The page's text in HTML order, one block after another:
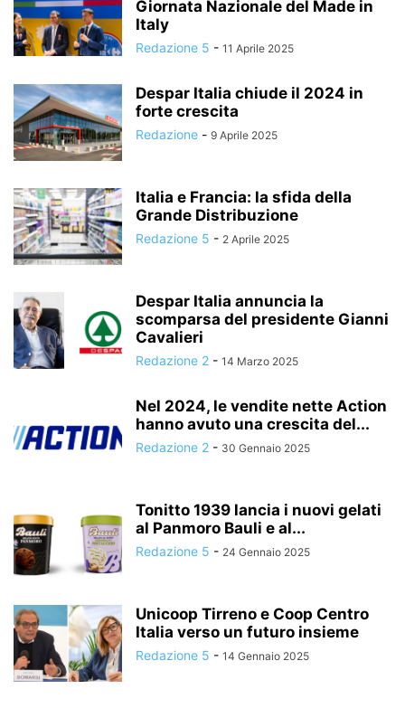
Giornata Nazionale del Made in
Italy
Redazione 5 - 11 Aprile 2025
Despar Italia chiude il 2024 in
forte crescita
Redazione - 9 Aprile 2025
Italia e Francia: la sfida della
Grande Distribuzione
Redazione 5 - 2 Aprile 2025
Despar Italia annuncia la
scomparsa del presidente Gianni
Cavalieri
Redazione 2 - 14 Marzo 2025
Nel 2024, le vendite nette Action
hanno avuto una crescita del...
Redazione 2 - 30 Gennaio 2025
Tonitto 1939 lancia i nuovi gelati
al Panmoro Bauli e al...
Redazione 5 - 24 Gennaio 2025
Unicoop Tirreno e Coop Centro
Italia verso un futuro insieme
Redazione 5 - 14 Gennaio 2025